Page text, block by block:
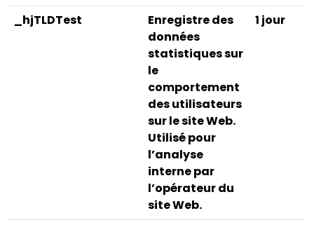
_hjTLDTest
Enregistre des
données
statistiques sur
le
comportement
des utilisateurs
sur le site Web.
Utilisé pour
l’analyse
interne par
l’opérateur du
site Web.
1 jour